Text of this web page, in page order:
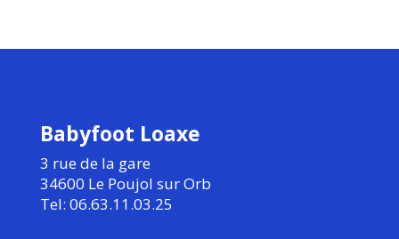
Babyfoot Loaxe
3 rue de la gare
34600 Le Poujol sur Orb
Tel: 06.63.11.03.25